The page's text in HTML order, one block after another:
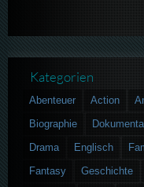
Kategorien
Abenteuer Action
Biographie
Drama
Englisch
Fantasy
Geschichte